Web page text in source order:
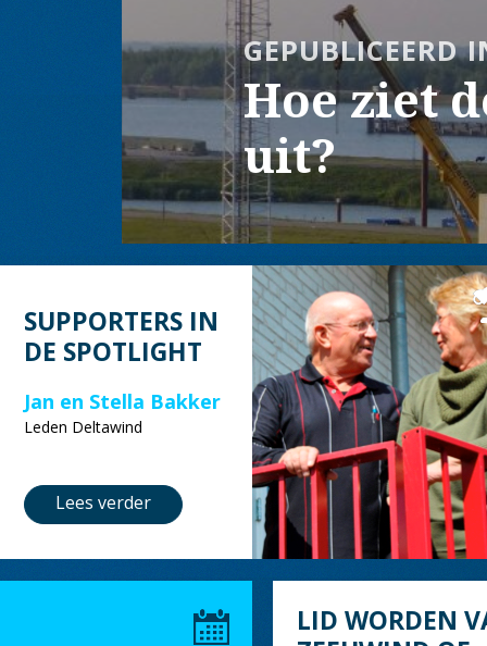
GEPUBLICEERD
Hoe ziet
uit?
SUPPORTERS IN
DE SPOTLIGHT
Jan en Stella Bakker
Leden Deltawind
Lees verder
LID WORDEN